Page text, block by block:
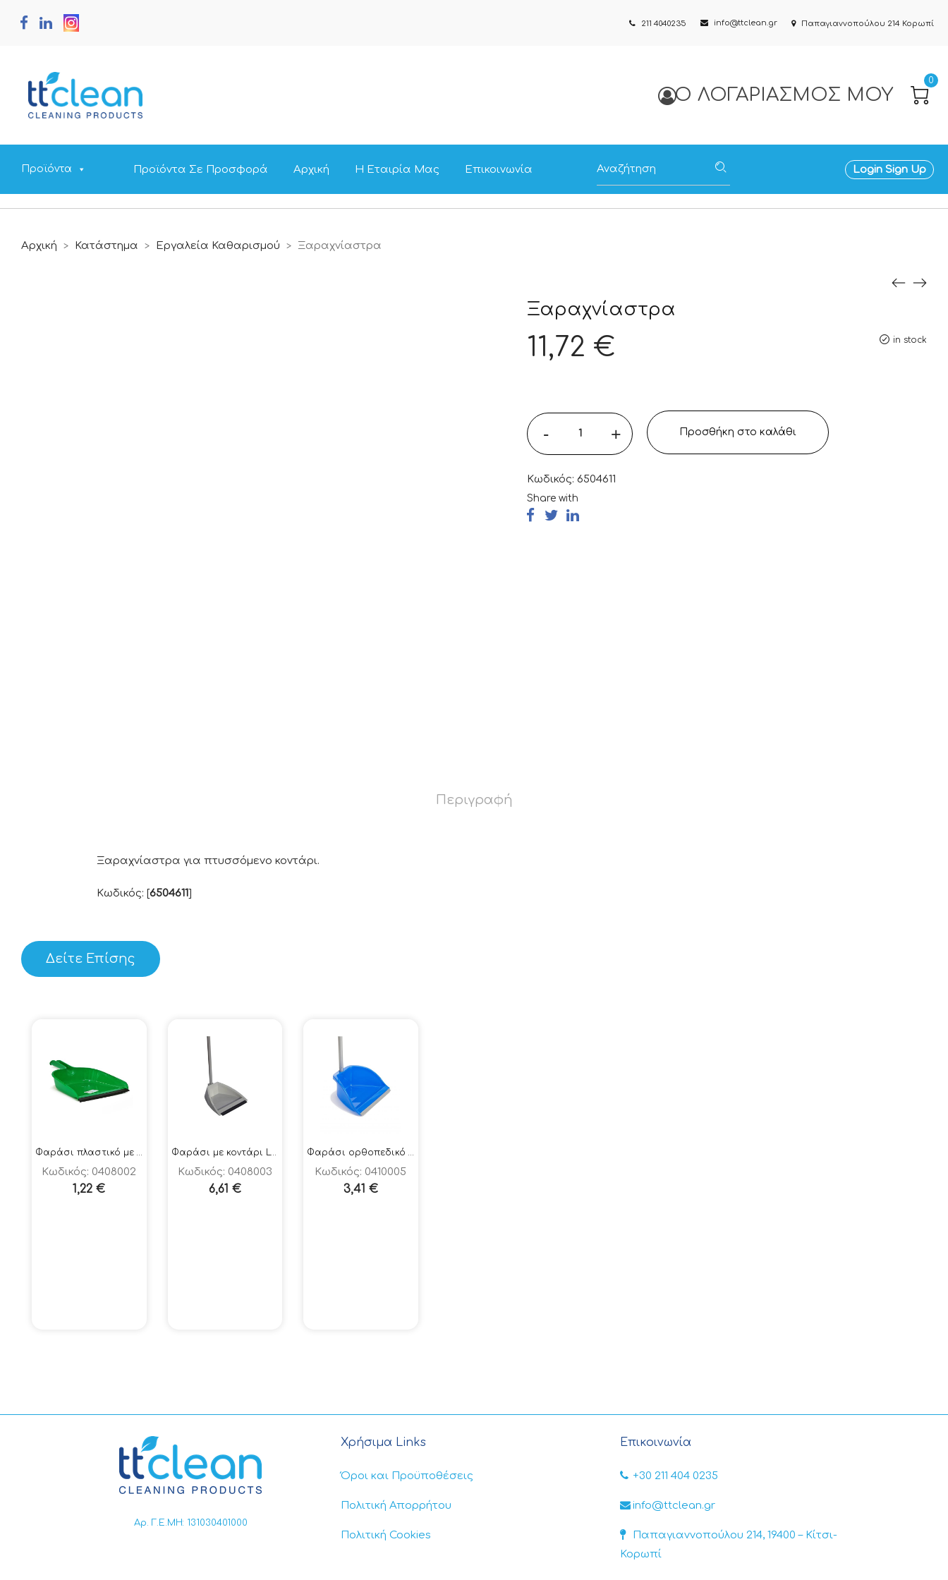
211 4040235 info@ttclean.gr Παπαγιαννοπούλου 214 Κορωπί
Ο ΛΟΓΑΡΙΑΣΜΌΣ ΜΟΥ
0
Προϊόντα Προϊόντα Σε Προσφορά Αρχική Η Εταιρία Μας Επικοινωνία Login Sign Up
Αρχική > Κατάστημα > Εργαλεία Καθαρισμού > Ξαραχνίαστρα
Ξαραχνίαστρα
in stock
11,72 €
- + Προσθήκη στο καλάθι
Κωδικός: 6504611
Share with
Περιγραφή
Ξαραχνίαστρα για πτυσσόμενο κοντάρι.
Κωδικός: [6504611]
Δείτε Επίσης
Φαράσι πλαστικό με λάστιχο χειρός
Κωδικός: 0408002
1,22€
Φαράσι με κοντάρι Lobby Vileda
Κωδικός: 0408003
6,61 €
Φαράσι ορθοπεδικό με κοντάρι ΣΧ 805
Κωδικός: 0410005
3,41 €
Αρ. Γ.Ε.ΜΗ: 131030401000
Χρήσιμα Links
Όροι και Προϋποθέσεις
Πολιτική Απορρήτου
Πολιτική Cookies
Επικοινωνία
+30 211 404 0235
info@ttclean.gr
Παπαγιαννοπούλου 214, 19400 – Κίτσι-
Κορωπί